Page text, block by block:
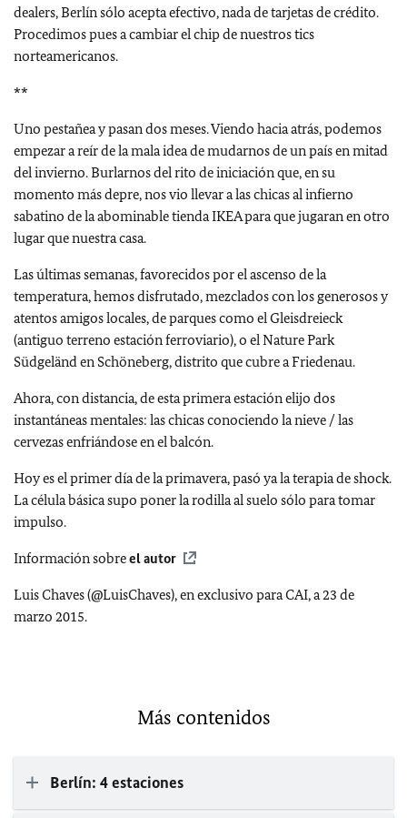
dealers, Berlín sólo acepta efectivo, nada de tarjetas de crédito.
Procedimos pues a cambiar el chip de nuestros tics
norteamericanos.
**
Uno pestañea y pasan dos meses. Viendo hacia atrás, podemos
empezar a reír de la mala idea de mudarnos de un país en mitad
del invierno. Burlarnos del rito de iniciación que, en su
momento más depre, nos vio llevar a las chicas al infierno
sabatino de la abominable tienda IKEA para que jugaran en otro
lugar que nuestra casa.
Las últimas semanas, favorecidos por el ascenso de la
temperatura, hemos disfrutado, mezclados con los generosos y
atentos amigos locales, de parques como el Gleisdreieck
(antiguo terreno estación ferroviario), o el Nature Park
Südgeländ en Schöneberg, distrito que cubre a Friedenau.
Ahora, con distancia, de esta primera estación elijo dos
instantáneas mentales: las chicas conociendo la nieve / las
cervezas enfriándose en el balcón.
Hoy es el primer día de la primavera, pasó ya la terapia de shock.
La célula básica supo poner la rodilla al suelo sólo para tomar
impulso.
Información sobreel autor
Luis Chaves (@LuisChaves), en exclusivo para CAI, a 23 de
marzo 2015.
Más contenidos
Berlín: 4 estaciones